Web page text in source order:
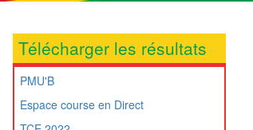
Télécharger les résultats
PMU'B
Espace course en Direct